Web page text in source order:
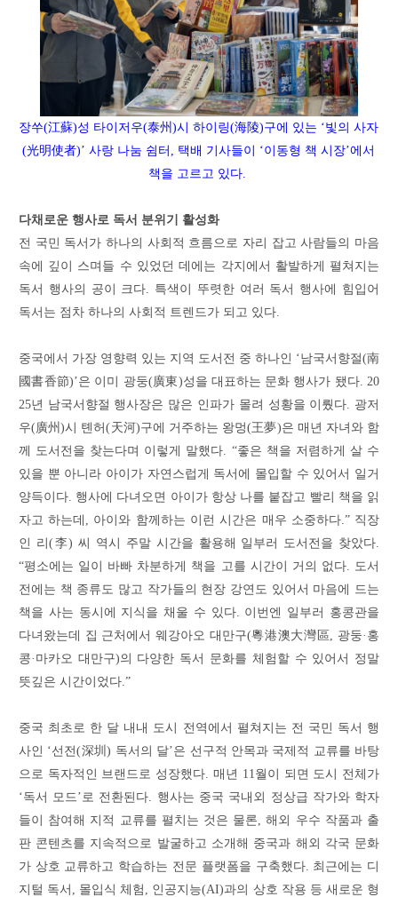
장쑤(江蘇)성 타이저우(泰州)시 하이링(海陵)구에 있는 ‘빛의 사자
(光明使者)’ 사랑 나눔 쉼터 택배 기사들이 ‘이동형 책 시장’에서
책을 고르고 있다.
다채로운 행사로 독서 분위기 활성화
전 국민 독서가 하나의 사회적 흐름으로 자리 잡고 사람들의 마음
속에 깊이 스며들 수 있었던 데에는 각지에서 활발하게 펼쳐지는
독서 행사의 공이 크 다 특색이 뚜렷한 여러 독서 행사에 힘입어
독서는 점차 하나의 사회적 트렌드가 되고 있다.
중국에서 가장 영향력 있는 지역 도서전 중 하나인 ‘남국서향절(南
國書香節)’은 이미 광둥(廣東)성을 대표하는 문화 행사가 됐다. 20
25년 남국서향절 행사장은 많은 인파가 몰려 성황을 이뤘다. 광저
우(廣州)시 톈허(天河)구에 거주하는 왕멍(王夢)은 매년 자녀와 함
께 도서전을 찾는다며 이렇게 말했다. “좋은 책을 저렴하게 살 수
있을 뿐 아니라 아이가 자연스럽게 독서에 몰입할 수 있어서 일거
양득이다. 행사에 다녀오면 아이가 항상 나를 붙잡고 빨리 책을 읽
자고 하는데, 아이와 함께하는 이런 시간은 매우 소중하다.” 직장
인 리(李) 씨 역시 주말 시간을 활용해 일부러 도서전을 찾았다.
“평소에는 일이 바빠 차분하게 책을 고를 시간이 거의 없다. 도서
전에는 책 종류도 많고 작가들의 현장 강연도 있어서 마음에 드는
책을 사는 동시에 지식을 채울 수 있다. 이번엔 일부러 홍콩관을
다녀왔는데 집 근처에서 웨강아오 대만구(粵港澳大灣區
광둥·홍
콩·마카오 대만구)의 다양한 독서 문화를 체험할 수 있어서 정말
뜻깊은 시간이었다.”
중국 최초로 한 달 내내 도시 전역에서 펼쳐지는 전 국민 독서 행
사인 ‘선전(深圳) 독서의 달’은 선구적 안목과 국제적 교류를 바탕
으로 독자적인 브랜드로 성장했다. 매년 11월이 되면 도시 전체가
‘독서 모드’로 전환된다. 행사는 중국 국내외 정상급 작가와 학자
들이 참여해 지적 교류를 펼치는 것은 물론, 해외 우수 작품과 출
판 콘텐츠를 지속적으로 발굴하고 소개해 중국과 해외 각국 문화
가 상호 교류하고 학습하는 전문 플랫폼을 구축했다. 최근에는 디
지털 독서, 몰입식 체험, 인공지능(AI)과의 상호 작용 등 새로운 형